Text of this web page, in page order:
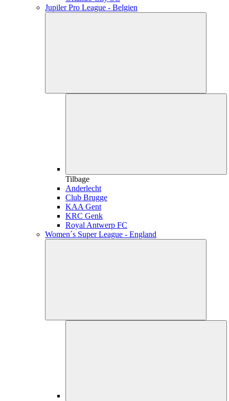
Jupiler Pro League - Belgien
Tilbage
Anderlecht
Club Brugge
KAA Gent
KRC Genk
Royal Antwerp FC
Women´s Super League - England